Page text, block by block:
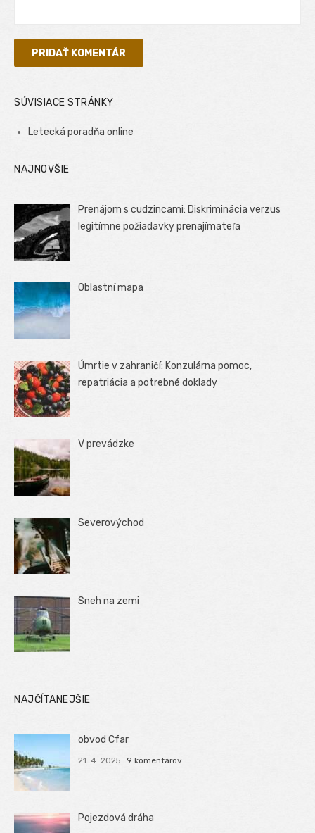
SÚVISIACE STRÁNKY
Letecká poradňa online
NAJNOVŠIE
Prenájom s cudzincami: Diskriminácia verzus
legitímne požiadavky prenajímateľa
Oblastní mapa
Úmrtie v zahraničí: Konzulárna pomoc,
repatriácia a potrebné doklady
V prevádzke
Severovýchod
Sneh na zemi
NAJČÍTANEJŠIE
obvod Cfar
21. 4. 2025 9 komentárov
Pojezdová dráha